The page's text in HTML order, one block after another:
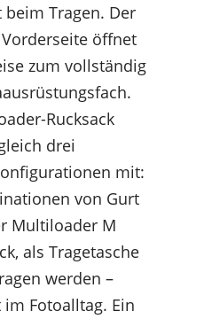
Tragen. Der
öffnet
zum vollständig
Rucksack
drei
mit:
von Gurt
Multiloader M
als Tragetasche
werden –
Fotoalltag. Ein